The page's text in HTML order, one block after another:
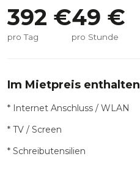
392 €
pro Tag
49 €
pro Stunde
Im Mietpreis enthalten
* Internet Anschluss / WLAN
* TV / Screen
* Schreibutensilien